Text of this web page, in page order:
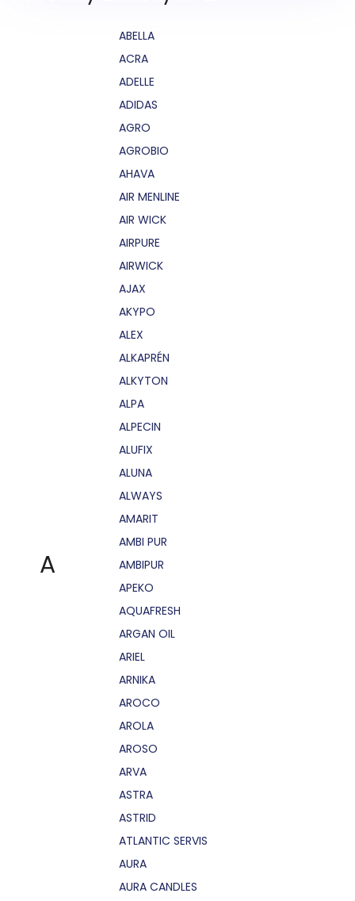
A
ABELLA
ACRA
ADELLE
ADIDAS
AGRO
AGROBIO
AHAVA
AIR MENLINE
AIR WICK
AIRPURE
AIRWICK
AJAX
AKYPO
ALEX
ALKAPRÉN
ALKYTON
ALPA
ALPECIN
ALUFIX
ALUNA
ALWAYS
AMARIT
AMBI PUR
AMBIPUR
APEKO
AQUAFRESH
ARGAN OIL
ARIEL
ARNIKA
AROCO
AROLA
AROSO
ARVA
ASTRA
ASTRID
ATLANTIC SERVIS
AURA
AURA CANDLES